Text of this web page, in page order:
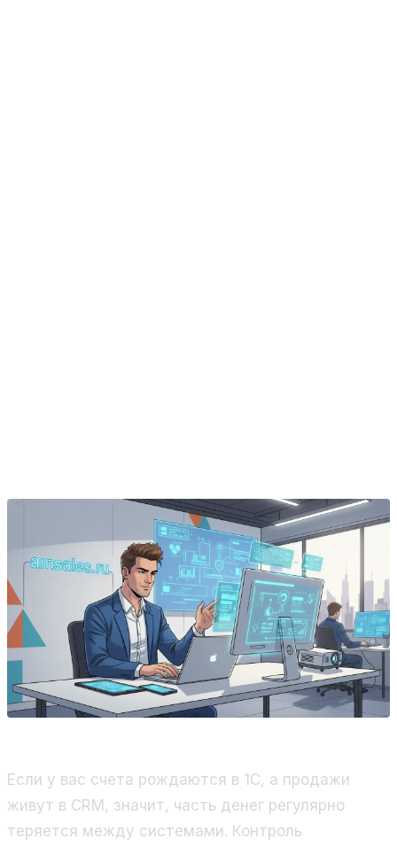
Если у вас счета рождаются в 1С, а продажи
живут в CRM, значит, часть денег регулярно
теряется между системами. Контроль